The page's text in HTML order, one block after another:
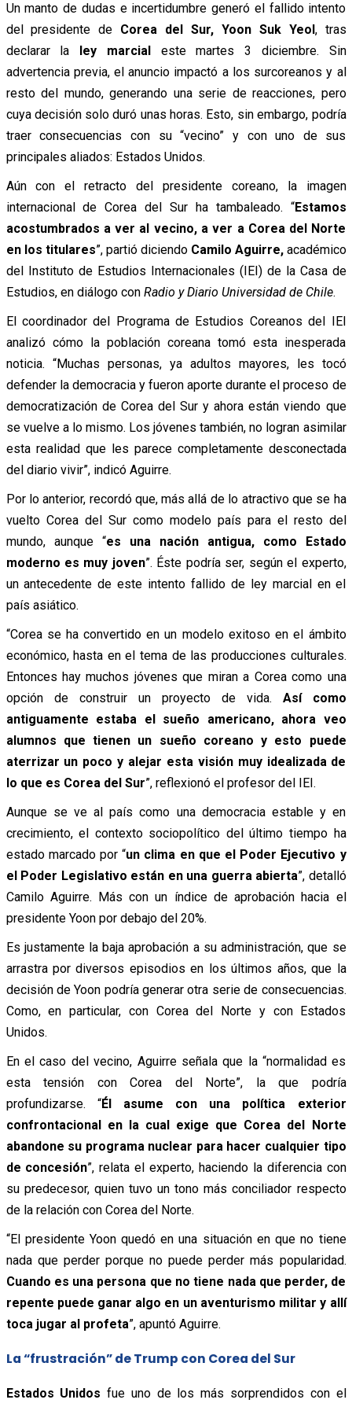
Un manto de dudas e incertidumbre generó el fallido intento
del presidente de Corea del Sur, Yoon Suk Yeol, tras
declarar la ley marcialeste martes 3 diciembre. Sin
advertencia previa, el anuncio impactó a los surcoreanos y al
resto del mundo, generando una serie de reacciones, pero
cuya decisión solo duró unas horas. Esto, sin embargo, podría
traer consecuencias con su “vecino” y con uno de sus
principales aliados: Estados Unidos.
Aún con el retracto del presidente coreano, la imagen
internacional de Corea del Sur ha tambaleado. “Estamos
acostumbrados a ver al vecino, a ver a Corea del Norte
en los titulares”, partió diciendo Camilo Aguirre,académico
del Instituto de Estudios Internacionales (IEI) de la Casa de
Estudios, en diálogo con Radio y Diario Universidad de Chile.
El coordinador del Programa de Estudios Coreanos del IEI
analizó cómo la población coreana tomó esta inesperada
noticia. “Muchas personas, ya adultos mayores, les tocó
defender la democracia y fueron aporte durante el proceso de
democratización de Corea del Sur y ahora están viendo que
se vuelve a lo mismo. Los jóvenes también, no logran asimilar
esta realidad que les parece completamente desconectada
del diario vivir”, indicó Aguirre.
Por lo anterior, recordó que, más allá de lo atractivo que se ha
vuelto Corea del Sur como modelo país para el resto del
mundo, aunque “es una nación antigua, como Estado
moderno es muy joven”. Éste podría ser, según el experto,
un antecedente de este intento fallido de ley marcial en el
país asiático.
“Corea se ha convertido en un modelo exitoso en el ámbito
económico, hasta en el tema de las producciones culturales.
Entonces hay muchos jóvenes que miran a Corea como una
opción de construir un proyecto de vida. Así como
antiguamente estaba el sueño americano, ahora veo
alumnos que tienen un sueño coreano y esto puede
aterrizar un poco y alejar esta visión muy idealizada de
lo que es Corea del Sur”, reflexionó el profesor del IEI.
Aunque se ve al país como una democracia estable y en
crecimiento, el contexto sociopolítico del último tiempo ha
estado marcado por “un clima en que el Poder Ejecutivo y
el Poder Legislativo están en una guerra abierta”, detalló
Camilo Aguirre. Más con un índice de aprobación hacia el
presidente Yoon por debajo del 20%.
Es justamente la baja aprobación a su administración, que se
arrastra por diversos episodios en los últimos años, que la
decisión de Yoon podría generar otra serie de consecuencias.
Como, en particular, con Corea del Norte y con Estados
Unidos.
En el caso del vecino, Aguirre señala que la “normalidad es
esta tensión con Corea del Norte”, la que podría
profundizarse. “Él asume con una política exterior
confrontacional en la cual exige que Corea del Norte
abandone su programa nuclear para hacer cualquier tipo
de concesión”, relata el experto, haciendo la diferencia con
su predecesor, quien tuvo un tono más conciliador respecto
de la relación con Corea del Norte.
“El presidente Yoon quedó en una situación en que no tiene
nada que perder porque no puede perder más popularidad.
Cuando es una persona que no tiene nada que perder, de
repente puede ganar algo en un aventurismo militar y allí
toca jugar al profeta”, apuntó Aguirre.
La “frustración” de Trump con Corea del Sur
Estados Unidos fue uno de los más sorprendidos con el